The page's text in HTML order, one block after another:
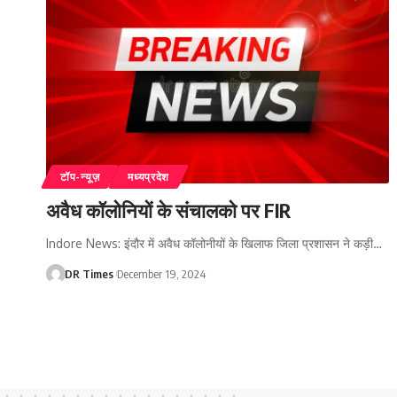
टॉप-न्यूज़ मध्यप्रदेश
अवैध कॉलोनियों के संचालको पर FIR
Indore News: इंदौर में अवैध कॉलोनीयों के खिलाफ जिला प्रशासन ने कड़ी…
DR Times December 19, 2024